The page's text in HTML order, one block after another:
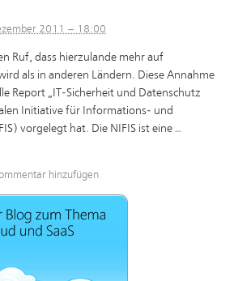
2011 – 18:00
Ruf, dass hierzulande mehr auf
als in anderen Ländern. Diese Annahme
Report „IT-Sicherheit und Datenschutz
Initiative für Informations- und
vorgelegt hat. Die NIFIS ist eine …
hinzufügen